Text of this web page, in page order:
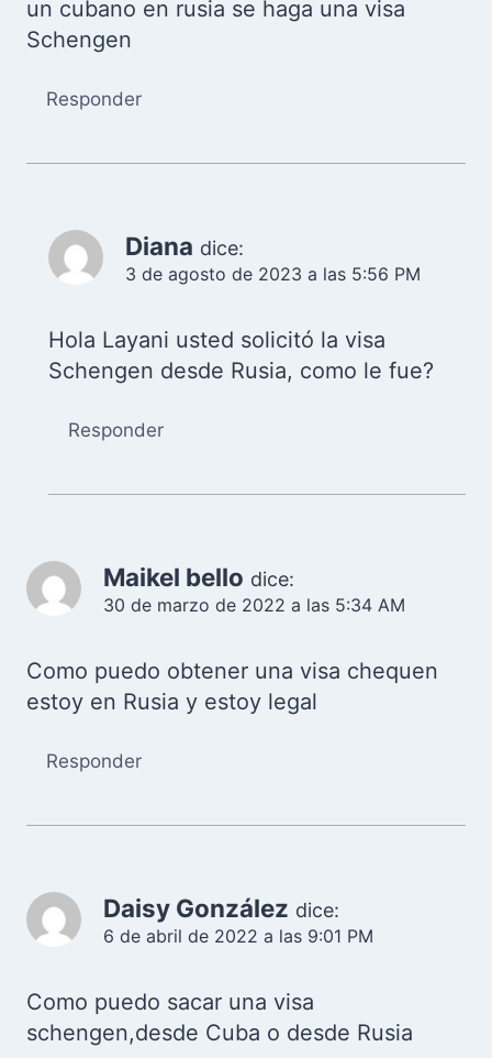
un cubano en rusia se haga una visa
Schengen
Responder
Diana dice:
3 de agosto de 2023 a las 5:56 PM
Hola Layani usted solicitó la visa
Schengen desde Rusia, como le fue?
Responder
Maikel bello dice:
30 de marzo de 2022 a las 5:34 AM
Como puedo obtener una visa chequen
estoy en Rusia y estoy legal
Responder
Daisy González dice:
6 de abril de 2022 a las 9:01 PM
Como puedo sacar una visa
schengen,desde Cuba o desde Rusia